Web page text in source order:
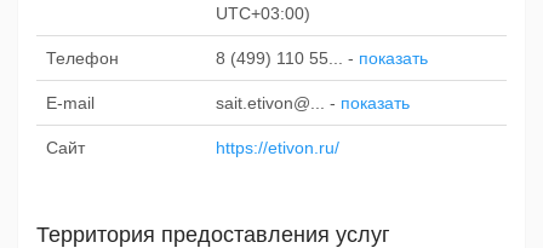
UTC+03:00)
Телефон 8 (499) 110 55... - показать
E-mail sait.etivon@... - показать
Сайт https://etivon.ru/
Территория предоставления услуг